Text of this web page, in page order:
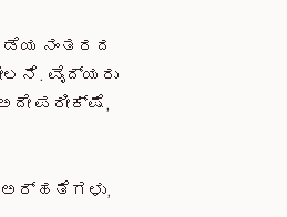
ನಂತರದ
ವೈದ್ಯರು
ಪರೀಕ್ಷೆ,
ಅರ್ಹತೆಗಳು,